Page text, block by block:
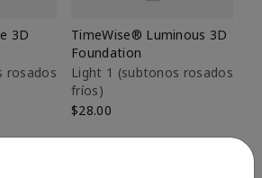
3D
rosados
TimeWise® Luminous 3D
Foundation
Light 1​ (subtonos rosados
fríos)
$28.00